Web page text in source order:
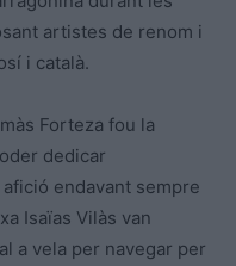
artistes de renom i
i català.
Forteza fou la
dedicar
endavant sempre
Isaïas Vilàs van
a vela per navegar per